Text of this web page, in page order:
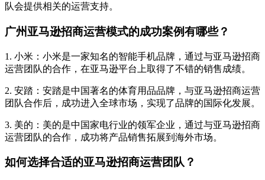
队会提供相关的运营支持。
广州亚马逊招商运营模式的成功案例有哪些？
1. 小米：小米是一家知名的智能手机品牌，通过与亚马逊招商
运营团队的合作，在亚马逊平台上取得了不错的销售成绩。
2. 安踏：安踏是中国著名的体育用品品牌，与亚马逊招商运营
团队合作后，成功进入全球市场，实现了品牌的国际化发展。
3. 美的：美的是中国家电行业的领军企业，通过与亚马逊招商
运营团队的合作，成功将产品销售拓展到海外市场。
如何选择合适的亚马逊招商运营团队？